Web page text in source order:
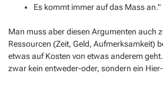
Es kommt immer auf das Mass an."
Man muss aber diesen Argumenten auch
Ressourcen (Zeit, Geld, Aufmerksamkeit)
etwas auf Kosten von etwas anderem
zwar kein entweder-oder, sondern ein